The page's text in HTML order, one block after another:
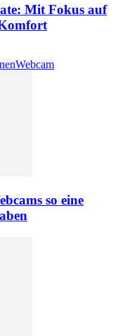
Mit Fokus auf
Webcam
so eine